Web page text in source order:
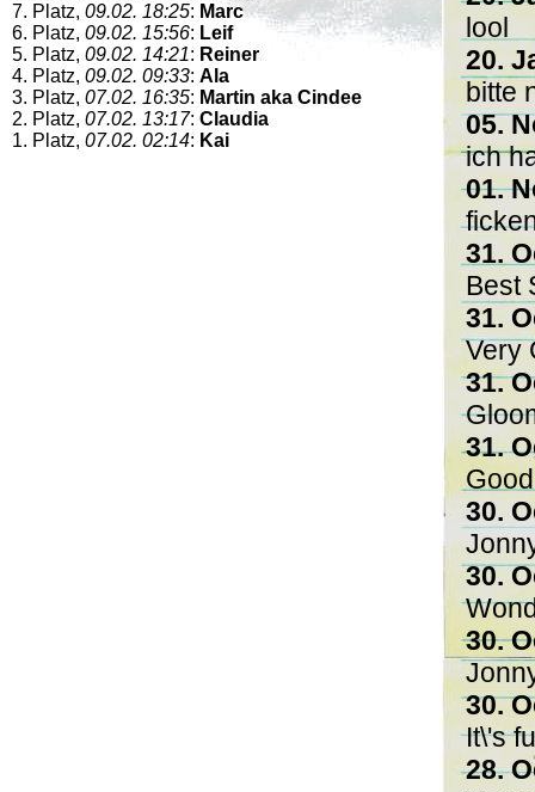
7. Platz, 09.02. 18:25: Marc
6. Platz, 09.02. 15:56: Leif
5. Platz, 09.02. 14:21: Reiner
4. Platz, 09.02. 09:33: Ala
3. Platz, 07.02. 16:35: Martin aka Cindee
2. Platz, 07.02. 13:17: Claudia
1. Platz, 07.02. 02:14: Kai
lool
20.
bitte
05.
ich
01.
31.
Best
31.
Very
31.
31.
30.
30.
30.
30.
It\'s
28.